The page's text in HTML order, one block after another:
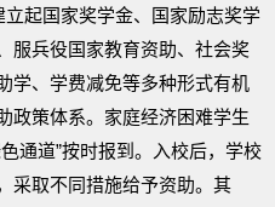
起国家奖学金、国家励志奖学
服兵役国家教育资助、社会奖
学、学费减免等多种形式有机
政策体系。家庭经济困难学生
通道”按时报到。入校后，学校
采取不同措施给予资助。其